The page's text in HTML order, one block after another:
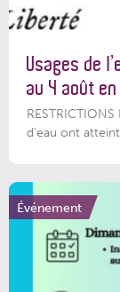
Usages de
au 4 août
RESTRICTIONS
d'eau ont
Événement